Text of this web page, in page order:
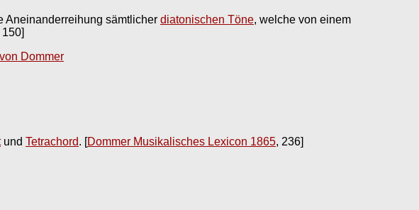
Aneinanderreihung sämtlicher diatonischen Töne, welche von einem
150]
Dommer
und Tetrachord. [Dommer Musikalisches Lexicon 1865, 236]